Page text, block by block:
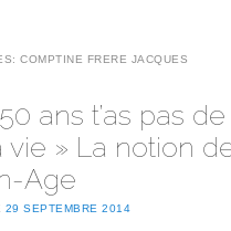
COMPTINE FRERE JACQUES
ans t’as pas de
vie » La notion
Age
29 SEPTEMBRE 2014